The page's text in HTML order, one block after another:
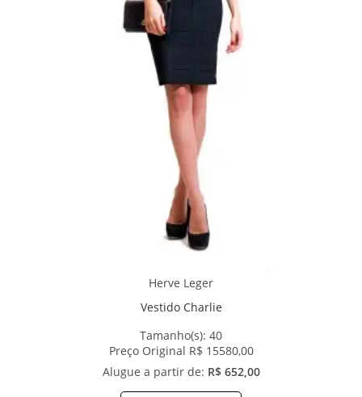
Herve Leger
Vestido Charlie
Tamanho(s): 40
Preço Original R$ 15580,00
Alugue a partir de: R$ 652,00